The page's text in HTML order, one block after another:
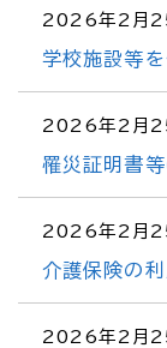
2026年2月
学校施設等
2026年2月
罹災証明書
2026年2月
介護保険の
2026年2月